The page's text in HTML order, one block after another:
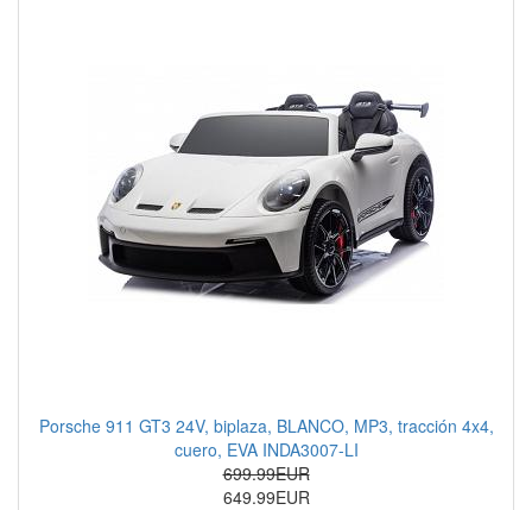
Porsche 911 GT3 24V, biplaza, BLANCO, MP3, tracción 4x4,
cuero, EVA INDA3007-LI
699.99EUR
649.99EUR